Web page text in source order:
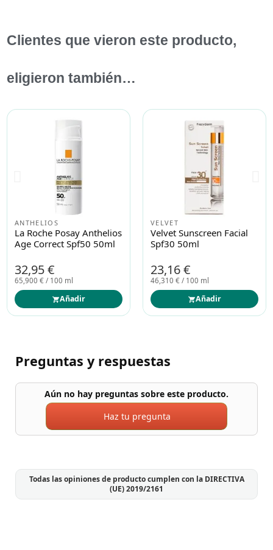
Clientes que vieron este producto,
eligieron también…
ANTHELIOS
La Roche Posay Anthelios
Age Correct Spf50 50ml
32,95 €
65,900 € / 100 ml
Añadir
VELVET
Velvet Sunscreen Facial
Spf30 50ml
23,16 €
46,310 € / 100 ml
Añadir
Preguntas y respuestas
Aún no hay preguntas sobre este producto.
Haz tu pregunta
Todas las opiniones de producto cumplen con la DIRECTIVA
(UE) 2019/2161